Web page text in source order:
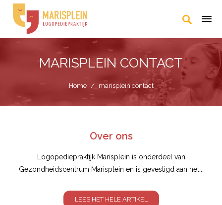
MARISPLEIN CONTACT
Home / marisplein contact
Over ons
Logopediepraktijk Marisplein is onderdeel van
Gezondheidscentrum Marisplein en is gevestigd aan het...
LEES HET HELE ARTIKEL